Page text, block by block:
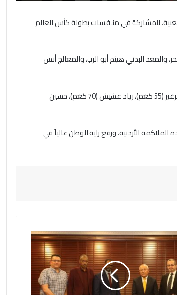
للمشاركة في منافسات بطولة كأس العالم
والمعد البدني هيثم أبو الرب، والمعالج أنس
ويمثل الأردن في البطولة اللاعبون: حذيفة عشيش (50 كغم)، إبراهيم الغرغير (55 كغم)، زياد عشيش (70 كغم)، حسين
الأردنية، ورفع راية الوطن عالياً في